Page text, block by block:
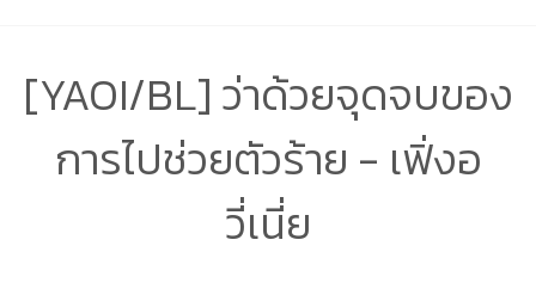
[YAOI/BL] ว่าด้วยจุดจบของ
การไปช่วยตัวร้าย - เฟิ่งอ
วี่เนี่ย